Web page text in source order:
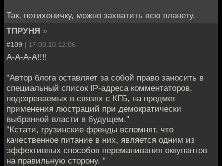
Так, потихоничку, можно захватить всю планету.
ТПРУНЯ »
#109 | 17.03.10 12:06
А-А-А-А!!!!
"Автор блога оставляет за собой право заносить в
специальный список IP-адреса комментаторов,
подозреваемых в связях с КГБ, на предмет
применения люстраций при демократически
выбранной власти в будущем."
"Кстати, грузинские френды вспомнят, что
качественное питание в них, является одним из
эффективных способов переманивания оккупантов
на правильную сторону. "